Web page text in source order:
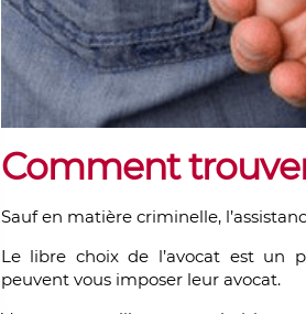
Comment
Sauf en matière criminelle,
Le libre choix de l’avocat est un
peuvent vous imposer leur avocat.